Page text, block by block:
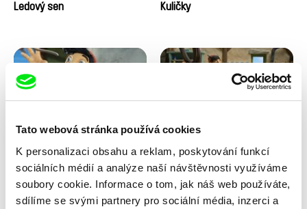
Tato webová stránka používá cookies
K personalizaci obsahu a reklam, poskytování funkcí
sociálních médií a analýze naší návštěvnosti využíváme
soubory cookie. Informace o tom, jak náš web používáte,
sdílíme se svými partnery pro sociální média, inzerci a
Ledový sen
Kuličky
Kolja Saksida
Koyaa: Veselá vidlička
Kolja Saksida
Koyaa: Tancující ponožky